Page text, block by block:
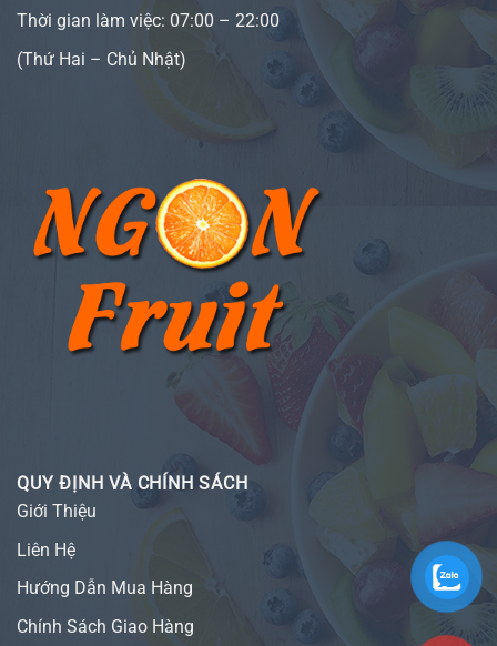
Thời gian làm việc: 07:00 – 22:00
(Thứ Hai – Chủ Nhật)
QUY ĐỊNH VÀ CHÍNH SÁCH
Giới Thiệu
Liên Hệ
Hướng Dẫn Mua Hàng
Chính Sách Giao Hàng